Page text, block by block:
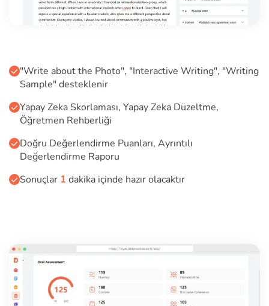
"Write about the Photo", "Interactive Writing", "Writing
Sample" desteklenir
Yapay Zeka Skorlaması, Yapay Zeka Düzeltme,
Öğretmen Rehberliği
Doğru Değerlendirme Puanları, Ayrıntılı
Değerlendirme Raporu
Sonuçlar 1 dakika içinde hazır olacaktır